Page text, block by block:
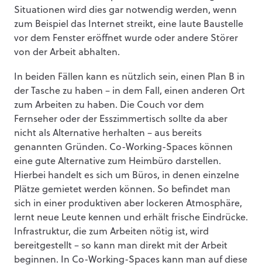
Situationen wird dies gar notwendig werden, wenn
zum Beispiel das Internet streikt, eine laute Baustelle
vor dem Fenster eröffnet wurde oder andere Störer
von der Arbeit abhalten.
In beiden Fällen kann es nützlich sein, einen Plan B in
der Tasche zu haben – in dem Fall, einen anderen Ort
zum Arbeiten zu haben. Die Couch vor dem
Fernseher oder der Esszimmertisch sollte da aber
nicht als Alternative herhalten – aus bereits
genannten Gründen. Co-Working-Spaces können
eine gute Alternative zum Heimbüro darstellen.
Hierbei handelt es sich um Büros, in denen einzelne
Plätze gemietet werden können. So befindet man
sich in einer produktiven aber lockeren Atmosphäre,
lernt neue Leute kennen und erhält frische Eindrücke.
Infrastruktur, die zum Arbeiten nötig ist, wird
bereitgestellt – so kann man direkt mit der Arbeit
beginnen. In Co-Working-Spaces kann man auf diese